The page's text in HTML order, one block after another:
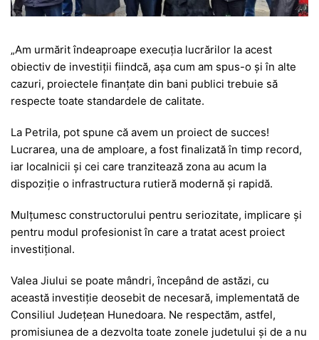
„Am urmărit îndeaproape execuția lucrărilor la acest
obiectiv de investiții fiindcă, așa cum am spus-o și în alte
cazuri, proiectele finanțate din bani publici trebuie să
respecte toate standardele de calitate.
La Petrila, pot spune că avem un proiect de succes!
Lucrarea, una de amploare, a fost finalizată în timp record,
iar localnicii și cei care tranzitează zona au acum la
dispoziție o infrastructura rutieră modernă și rapidă.
Mulțumesc constructorului pentru seriozitate, implicare și
pentru modul profesionist în care a tratat acest proiect
investițional.
Valea Jiului se poate mândri, începând de astăzi, cu
această investiție deosebit de necesară, implementată de
Consiliul Județean Hunedoara. Ne respectăm, astfel,
promisiunea de a dezvolta toate zonele judetului și de a nu